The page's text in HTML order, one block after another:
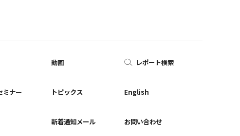
ミナー
動画
トピックス
新着通知メール
レポート検索
English
お問い合わせ